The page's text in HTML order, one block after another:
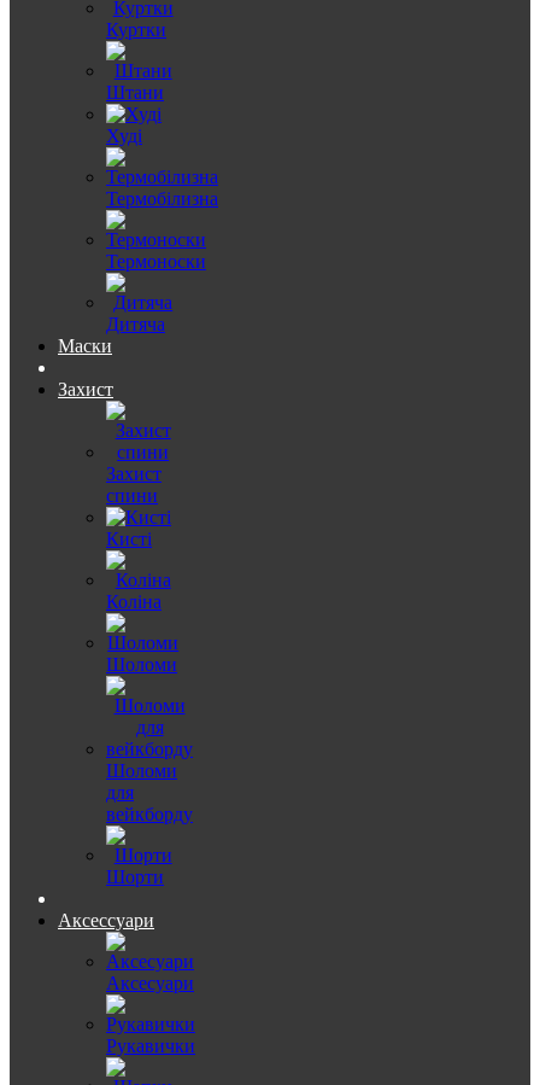
Куртки
Штани
Худі
Термобілизна
Термоноски
Дитяча
Маски
Захист
Захист
спини
Кисті
Коліна
Шоломи
Шоломи
для
вейкборду
Шорти
Аксессуари
Аксесуари
Рукавички